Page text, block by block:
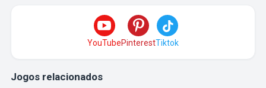
YouTubePinterestTiktok
Jogos relacionados